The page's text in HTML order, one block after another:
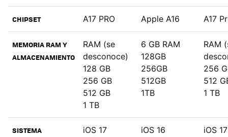
CHIPSET A17 PRO Apple A16 A17
MEMORIA RAM Y
ALMACENAMIENTO
RAM (se
desconoce)
128 GB
256 GB
512 GB
1 TB
6 GB RAM
128GB
256GB
512GB
1TB
RAM
256
512
1 TB
SISTEMA
iOS 17 iOS 16 iOS 17